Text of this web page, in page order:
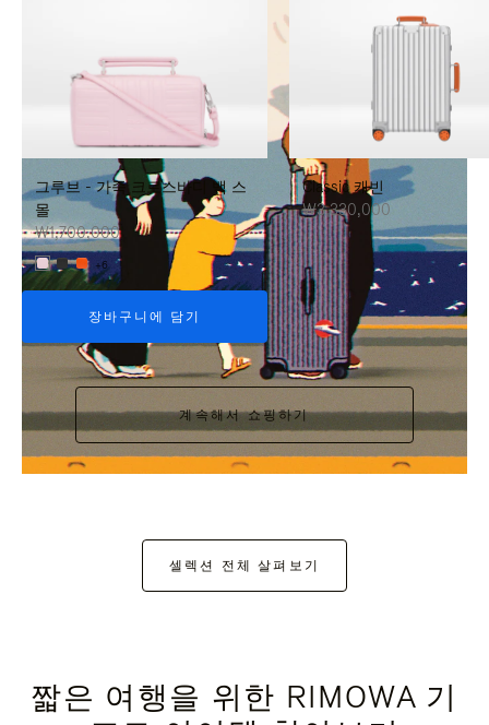
TO
PAUSE
IT
TO
UNMUTE
IT
그루브 - 가죽 크로스바디 백 스
몰
₩1,700,000
+6
장바구니에 담기
Classic 캐빈
₩3,330,000
계속해서 쇼핑하기
셀렉션 전체 살펴보기
짧은 여행을 위한 RIMOWA 기